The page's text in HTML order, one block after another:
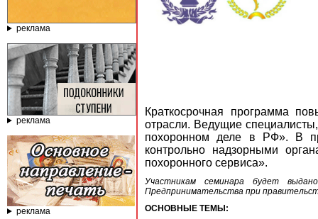
реклама
реклама
реклама
Краткосрочная программа
отрасли. Ведущие
похоронном деле в РФ». В
контрольно надзорными
похоронного сервиса».
Участникам семинара будет
Предпринимательства при
ОСНОВНЫЕ ТЕМЫ: